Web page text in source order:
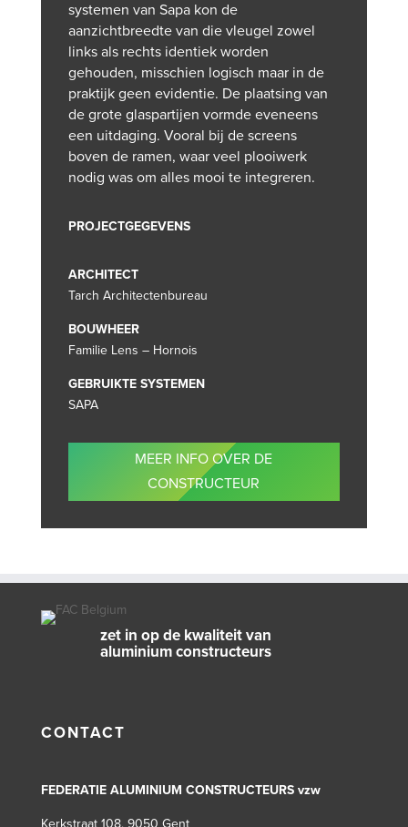
systemen van Sapa kon de
aanzichtbreedte van die vleugel zowel
links als rechts identiek worden
gehouden, misschien logisch maar in de
praktijk geen evidentie. De plaatsing van
de grote glaspartijen vormde eveneens
een uitdaging. Vooral bij de screens
boven de ramen, waar veel plooiwerk
nodig was om alles mooi te integreren.
PROJECTGEGEVENS
ARCHITECT
Tarch Architectenbureau
BOUWHEER
Familie Lens – Hornois
GEBRUIKTE SYSTEMEN
SAPA
MEER INFO OVER DE
CONSTRUCTEUR
zet in op de kwaliteit van
aluminium constructeurs
CONTACT
FEDERATIE ALUMINIUM CONSTRUCTEURS vzw
Kerkstraat 108, 9050 Gent